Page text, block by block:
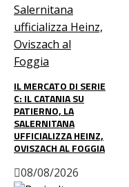
IL MERCATO DI SERIE
C: IL CATANIA SU
PATIERNO, LA
SALERNITANA
UFFICIALIZZA HEINZ,
OVISZACH AL FOGGIA
08/08/2026